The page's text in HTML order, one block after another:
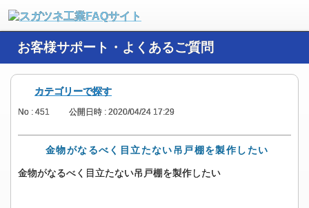
お客様サポート・よくあるご質問
カテゴリーで探す
No : 451 公開日時 : 2020/04/24 17:29
金物がなるべく目立たない吊戸棚を製作したい
金物がなるべく目立たない吊戸棚を製作したい